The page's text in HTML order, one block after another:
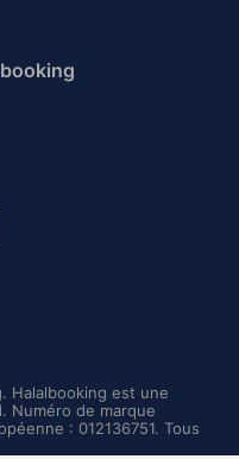
Halalbooking est une
Numéro de marque
: 012136751. Tous